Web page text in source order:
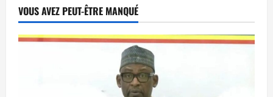
VOUS AVEZ PEUT-ÊTRE MANQUÉ